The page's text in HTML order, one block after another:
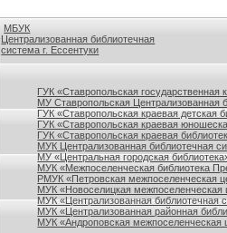
МБУК
Централизованная библиотечная
система г. Ессентуки
ГУК «Ставропольская
МУ Ставропольская Централизованная
ГУК «Ставропольская краевая детская
ГУК «Ставропольская краевая
ГУК «Ставропольская краевая
МУК Централизованная библиотечная
МУ «Центральная городская
МУК «Межпоселенческая библиотека
РМУК «Петровская межпоселенческая
МУК «Новоселицкая межпоселенческая
МУК «Централизованная библиотечная
МУК «Централизованная районная
МУК «Андроповская межпоселенческая